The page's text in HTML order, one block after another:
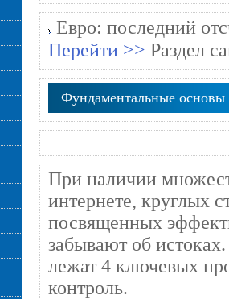
Евро: последний
Перейти >> Раздел
Фундаментальные основы
При наличии
интернете, круглых
посвященных
забывают об
лежат 4 ключевых
контроль.